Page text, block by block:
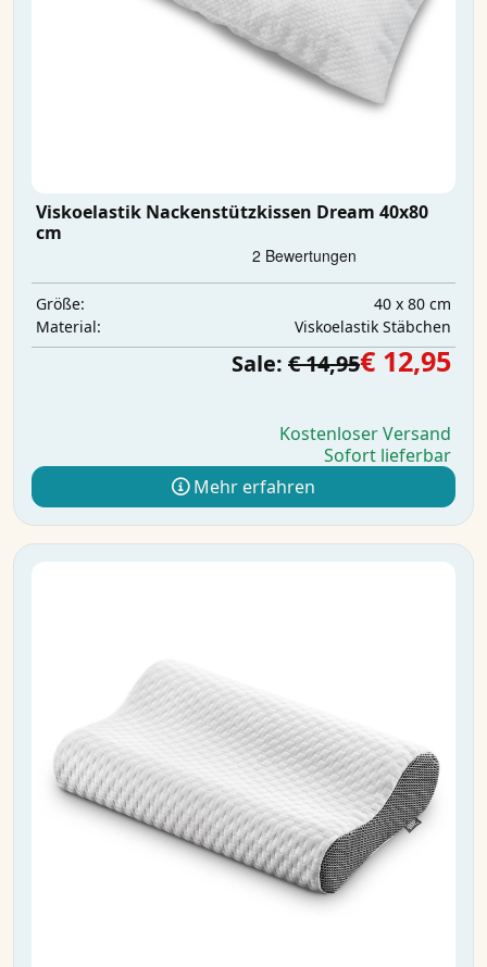
Viskoelastik Nackenstützkissen Dream 40x80
cm
Größe:
40 x 80 cm
Material:
Viskoelastik Stäbchen
Sale: € 14,95€ 12,95
Kostenloser Versand
Sofort lieferbar
Mehr erfahren